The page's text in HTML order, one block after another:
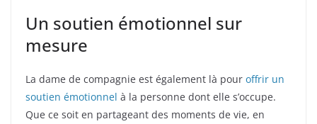
Un soutien émotionnel sur
mesure
La dame de compagnie est également là pour offrir un
soutien émotionnel à la personne dont elle s’occupe.
Que ce soit en partageant des moments de vie, en